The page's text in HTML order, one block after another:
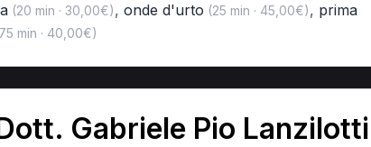
(20 min · 30,00€), onde d'urto (25 min · 45,00€), prima
min · 40,00€)
Gabriele Pio Lanzilotti